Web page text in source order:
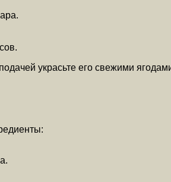
украсьте его свежими